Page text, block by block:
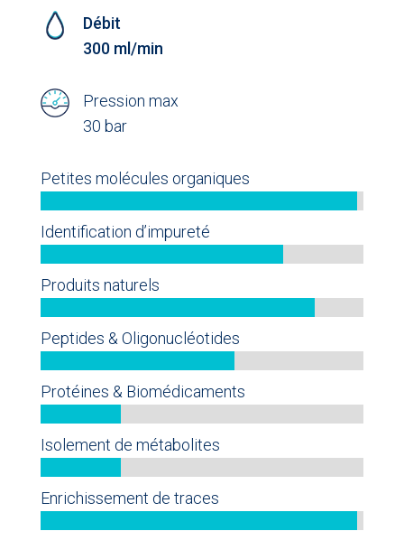
Débit
300 ml/min
Pression max
30 bar
Petites molécules organiques
Identification d’impureté
Produits naturels
Peptides & Oligonucléotides
Protéines & Biomédicaments
Isolement de métabolites
Enrichissement de traces